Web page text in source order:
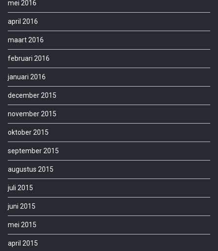
mei 2016
april 2016
maart 2016
februari 2016
januari 2016
december 2015
november 2015
oktober 2015
september 2015
augustus 2015
juli 2015
juni 2015
mei 2015
april 2015